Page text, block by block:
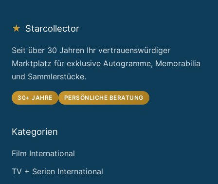
★ Starcollector
Seit über 30 Jahren Ihr vertrauenswürdiger
Marktplatz für exklusive Autogramme, Memorabilia
und Sammlerstücke.
30+ JAHRE PERSÖNLICHE BERATUNG
Kategorien
Film International
TV + Serien International